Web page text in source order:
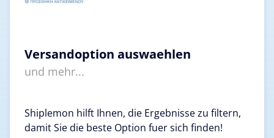
Versandoption auswaehlen
und mehr...
Shiplemon hilft Ihnen, die Ergebnisse zu filtern,
damit Sie die beste Option fuer sich finden!